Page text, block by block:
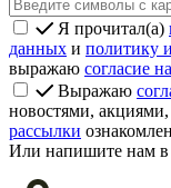
Я прочитал(а)
данных и политику
выражаю согласие
Выражаю
новостями,
рассылки
Или напишите нам